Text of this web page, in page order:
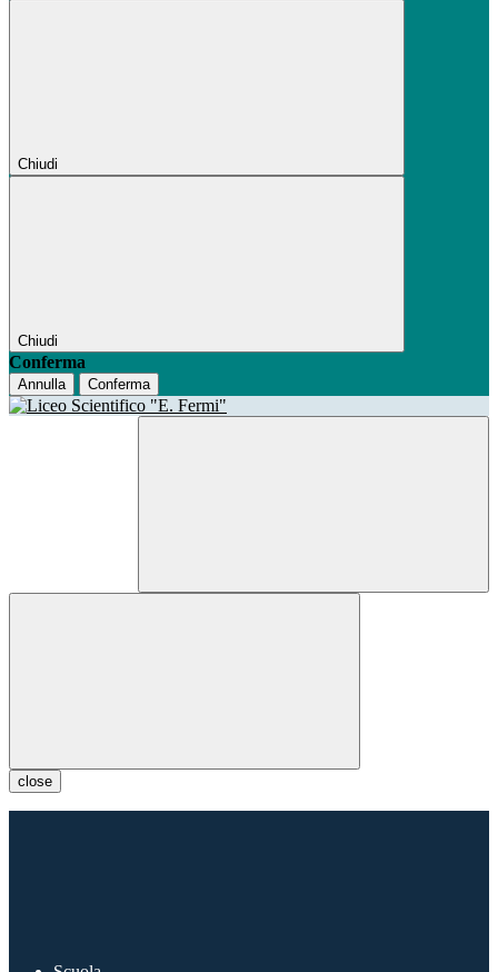
Chiudi
Chiudi
Conferma
Annulla Conferma
close